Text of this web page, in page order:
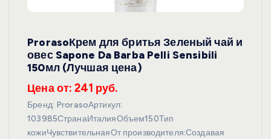
ProrasoКрем для бритья Зеленый чай и
овес Sapone Da Barba Pelli Sensibili
150мл (Лучшая цена)
Цена от: 241 руб.
Бренд: ProrasoАртикул:
103985СтранаИталияОбъем150Тип
кожиЧувствительнаяОт производителя:Создавая